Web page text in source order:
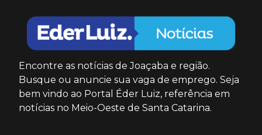
Encontre as notícias de Joaçaba e região.
Busque ou anuncie sua vaga de emprego. Seja
bem vindo ao Portal Éder Luiz, referência em
notícias no Meio-Oeste de Santa Catarina.